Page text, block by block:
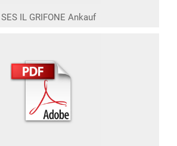
SES IL GRIFONE Ankauf